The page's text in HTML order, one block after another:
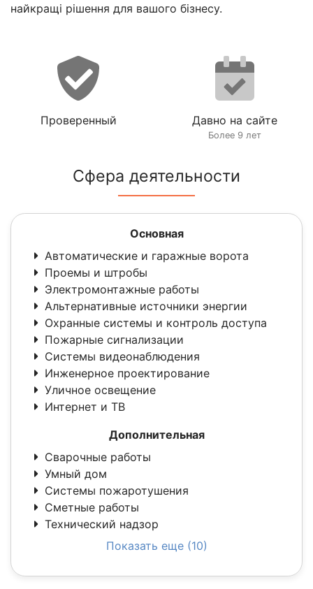
найкращі рішення для вашого бізнесу.
Проверенный Давно на сайте
Более 9 лет
Сфера деятельности
Основная
Автоматические и гаражные ворота
Проемы и штробы
Электромонтажные работы
Альтернативные источники энергии
Охранные системы и контроль доступа
Пожарные сигнализации
Системы видеонаблюдения
Инженерное проектирование
Уличное освещение
Интернет и ТВ
Дополнительная
Сварочные работы
Умный дом
Системы пожаротушения
Сметные работы
Технический надзор
Показать еще (10)